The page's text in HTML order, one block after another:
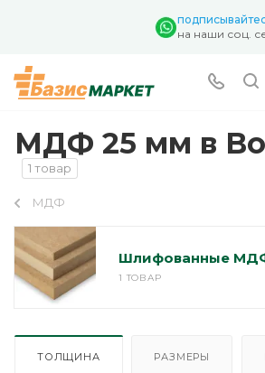
на наши соц.
МДФ 25 мм в
1 товар
МДФ
Шлифованные
1 ТОВАР
ТОЛЩИНА РАЗМЕРЫ